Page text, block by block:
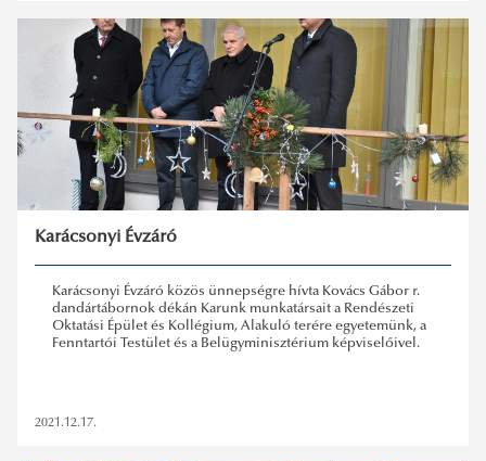
Karácsonyi Évzáró
Karácsonyi Évzáró közös ünnepségre hívta Kovács Gábor r.
dandártábornok dékán Karunk munkatársait a Rendészeti
Oktatási Épület és Kollégium, Alakuló terére egyetemünk, a
Fenntartói Testület és a Belügyminisztérium képviselőivel.
2021.12.17.